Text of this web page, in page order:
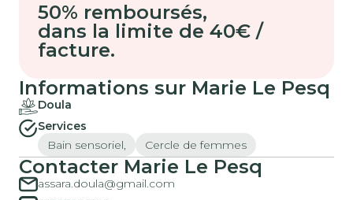
50% remboursés,
dans la limite de 40€ /
facture.
Informations sur Marie Le Pesq
Doula
Services
Bain sensoriel,
Cercle de femmes
Contacter Marie Le Pesq
assara.doula@gmail.com